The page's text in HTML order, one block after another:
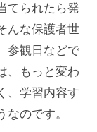
てられたら発
んな保護者世
参観日などで
、もっと変わ
、学習内容す
のです。